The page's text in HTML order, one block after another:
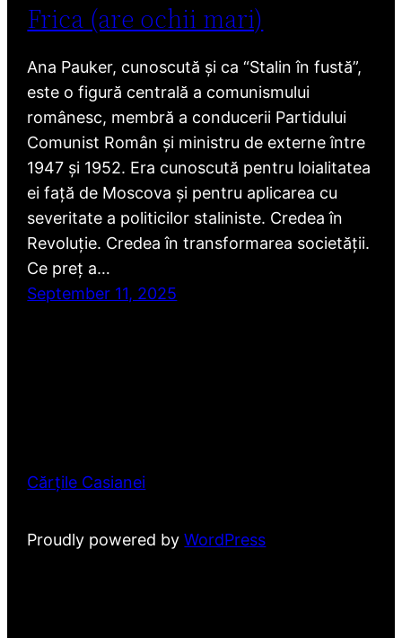
Frica (are ochii mari)
Ana Pauker, cunoscută și ca “Stalin în fustă”,
este o figură centrală a comunismului
românesc, membră a conducerii Partidului
Comunist Român și ministru de externe între
1947 și 1952. Era cunoscută pentru loialitatea
ei față de Moscova și pentru aplicarea cu
severitate a politicilor staliniste. Credea în
Revoluție. Credea în transformarea societății.
Ce preț a…
September 11, 2025
Cărțile Casianei
Proudly powered byWordPress